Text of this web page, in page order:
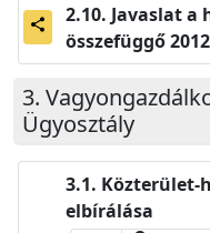
share
Javaslat a
összefüggő
Ügyosztály
Közterület-
elbírálása